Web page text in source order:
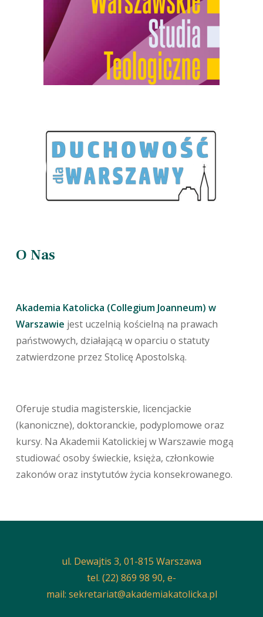
O Nas
Akademia Katolicka (Collegium Joanneum) w
Warszawie jest uczelnią kościelną na prawach
państwowych, działającą w oparciu o statuty
zatwierdzone przez Stolicę Apostolską.
Oferuje studia magisterskie, licencjackie
(kanoniczne), doktoranckie, podyplomowe oraz
kursy. Na Akademii Katolickiej w Warszawie mogą
studiować osoby świeckie, księża, członkowie
zakonów oraz instytutów życia konsekrowanego.
ul. Dewajtis 3, 01-815 Warszawa
tel. (22) 869 98 90, e-
mail: sekretariat@akademiakatolicka.pl